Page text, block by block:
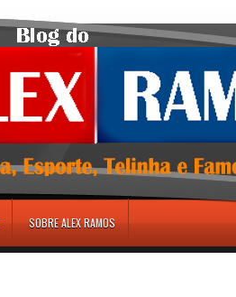
SOBRE ALEX RAMOS